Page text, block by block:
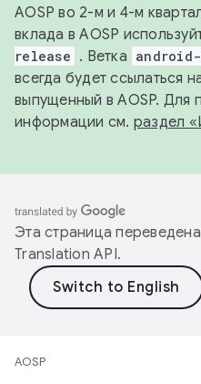
AOSP во 2-м и 4-м
вклада в AOSP
release . Ветка
всегда будет ссылаться
выпущенный в AOSP. Для
информации см. раздел
Эта страница
Translation API.
AOSP